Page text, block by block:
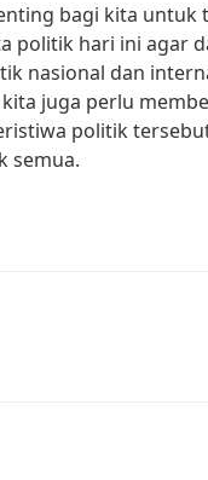
bagi kita untuk
politik hari ini agar
nasional dan
kita juga perlu
politik
semua.